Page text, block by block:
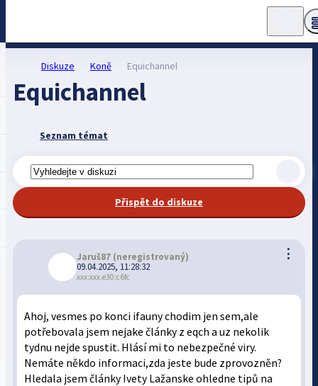
Diskuze Koně Equichannel
Equichannel
Seznam témat
Přispět do diskuze
⋮
Jaruš87 (neregistrovaný)
09.04.2025, 11:28:32
xxx:xxx.e30:c6fc
Ahoj, vesmes po konci ifauny chodim jen sem,ale
potřebovala jsem nejake články z eqch a uz nekolik
tydnu nejde spustit. Hlásí mi to nebezpečné viry.
Nemáte někdo informaci,zda jeste bude zprovozněn?
Hledala jsem články Ivety Lažanske ohledne tipů na